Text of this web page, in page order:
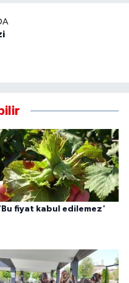
'Bu fiyat kabul edilemez'